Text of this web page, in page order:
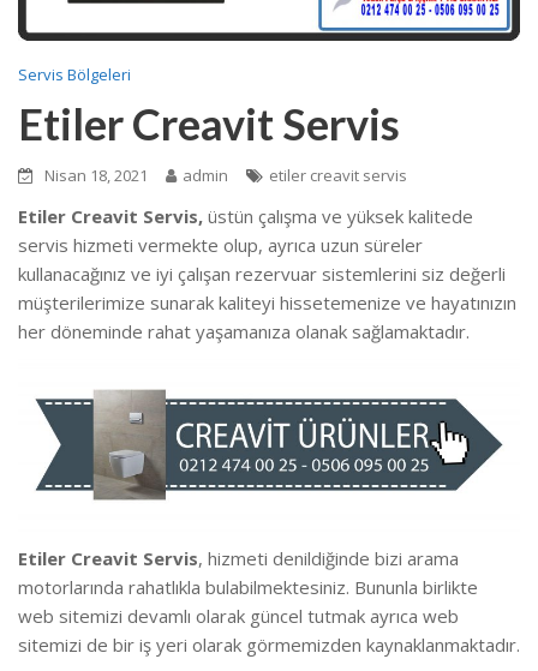
Servis Bölgeleri
Etiler Creavit Servis
Nisan 18, 2021 admin etiler creavit servis
Etiler Creavit Servis, üstün çalışma ve yüksek kalitede
servis hizmeti vermekte olup, ayrıca uzun süreler
kullanacağınız ve iyi çalışan rezervuar sistemlerini siz değerli
müşterilerimize sunarak kaliteyi hissetemenize ve hayatınızın
her döneminde rahat yaşamanıza olanak sağlamaktadır.
Etiler Creavit Servis, hizmeti denildiğinde bizi arama
motorlarında rahatlıkla bulabilmektesiniz. Bununla birlikte
web sitemizi devamlı olarak güncel tutmak ayrıca web
sitemizi de bir iş yeri olarak görmemizden kaynaklanmaktadır.